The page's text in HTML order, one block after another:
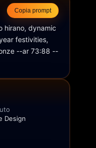
Copia prompt
hirano, dynamic
festivities,
--ar 73:88 --
Design